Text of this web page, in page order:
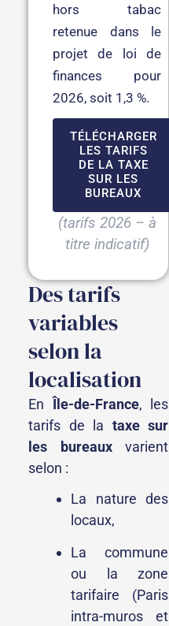
hors tabac
retenue dans le
projet de loi de
finances pour
2026, soit 1,3 %.
TÉLÉCHARGER
LES TARIFS
DE LA TAXE
SUR LES
BUREAUX
(tarifs 2026 – à
titre indicatif)
Des tarifs
variables
selon la
localisation
En Île-de-France, les
tarifs de la taxe sur
les bureauxvarient
selon :
La nature des
locaux,
La commune
ou la zone
tarifaire (Paris
intra-muros et